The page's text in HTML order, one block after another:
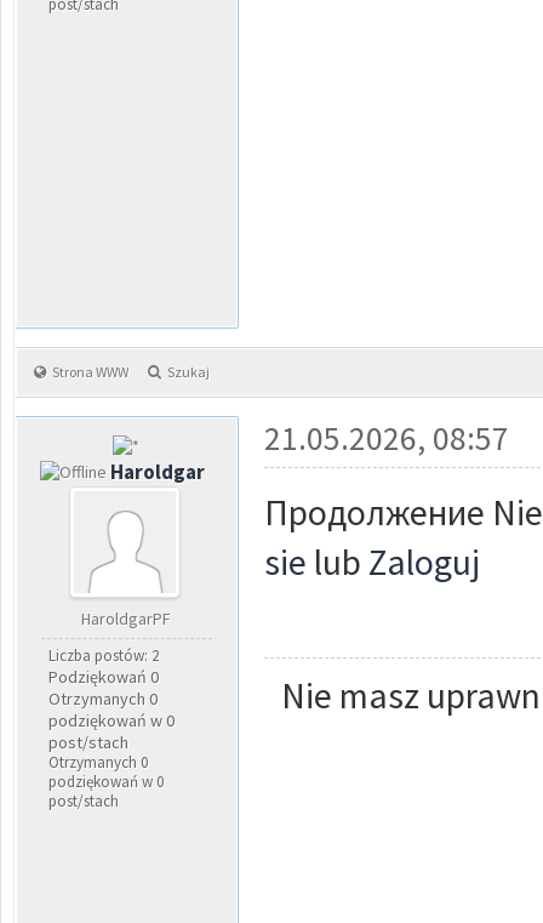
post/stach
Strona WWW Szukaj
Haroldgar
HaroldgarPF
Liczba postów: 2
Podziękowań 0
Otrzymanych 0
podziękowań w 0
post/stach
Otrzymanych 0
podziękowań w 0
post/stach
21.05.2026, 08:57
Продолжение
sie lub Zaloguj
Nie masz